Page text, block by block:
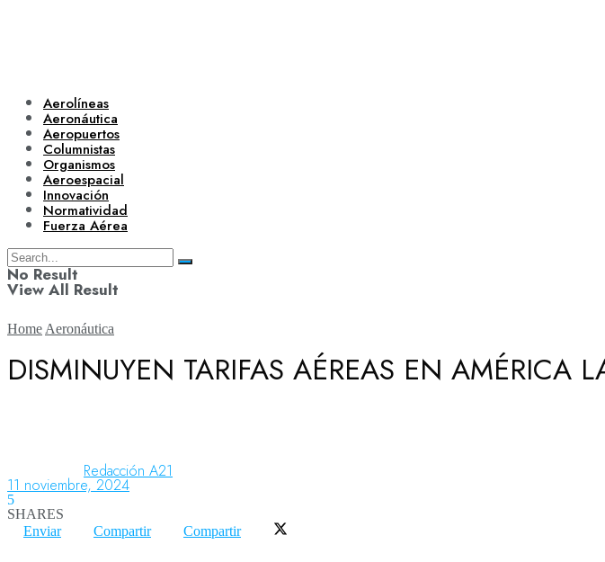
Aerolíneas
Aeronáutica
Aeropuertos
Columnistas
Organismos
Aeroespacial
Innovación
Normatividad
Fuerza Aérea
No Result
View All Result
Aeronáutica
Aeropuertos
Home Aeronáutica
DISMINUYEN TARIFAS AÉREAS EN AMÉRICA
Redacción A21
11 noviembre, 2024
5
SHARES
Enviar
Compartir Compartir